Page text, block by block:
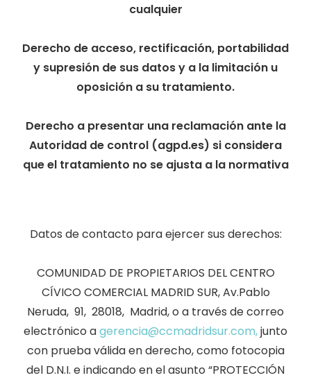
cualquier
Derecho de acceso, rectificación, portabilidad
y supresión de sus datos y a la limitación u
oposición a su tratamiento.
Derecho a presentar una reclamación ante la
Autoridad de control (agpd.es) si considera
que el tratamiento no se ajusta a la normativa
Datos de contacto para ejercer sus derechos:
COMUNIDAD DE PROPIETARIOS DEL CENTRO
CÍVICO COMERCIAL MADRID SUR, Av.Pablo
Neruda, 91, 28018, Madrid, o a través de correo
electrónico agerencia@ccmadridsur.com,junto
con prueba válida en derecho, como fotocopia
del D.N.I. e indicando en el asunto “PROTECCIÓN